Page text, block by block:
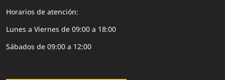
Horarios de atención:
Lunes a Viernes de 09:00 a 18:00
Sábados de 09:00 a 12:00